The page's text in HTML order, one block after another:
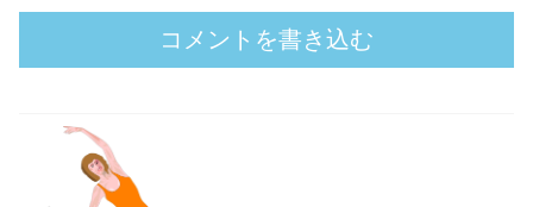
コメントを書き込む